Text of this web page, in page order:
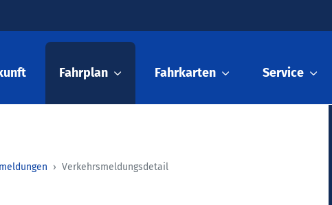
Fahrplan Fahrkarten Service
Verkehrsmeldungsdetail